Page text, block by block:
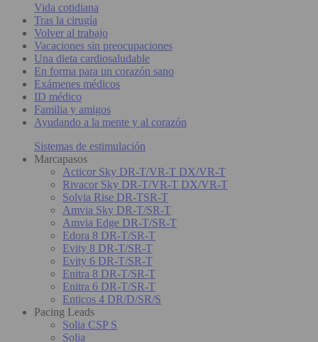
Vida cotidiana
Tras la cirugía
Volver al trabajo
Vacaciones sin preocupaciones
Una dieta cardiosaludable
En forma para un corazón sano
Exámenes médicos
ID médico
Familia y amigos
Ayudando a la mente y al corazón
Sistemas de estimulación
Marcapasos
Acticor Sky DR-T/VR-T DX/VR-T
Rivacor Sky DR-T/VR-T DX/VR-T
Solvia Rise DR-TSR-T
Amvia Sky DR-T/SR-T
Amvia Edge DR-T/SR-T
Edora 8 DR-T/SR-T
Evity 8 DR-T/SR-T
Evity 6 DR-T/SR-T
Enitra 8 DR-T/SR-T
Enitra 6 DR-T/SR-T
Enticos 4 DR/D/SR/S
Pacing Leads
Solia CSP S
Solia